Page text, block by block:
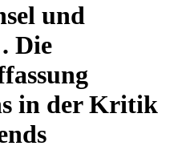
und
Die
in der Kritik